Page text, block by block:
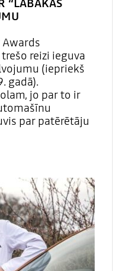
“LABĀKĀS
reizi ieguva
(iepriekš
gadā).
jo par to ir
par patērētāju